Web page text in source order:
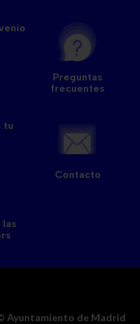
tu
Preguntas
frecuentes
Contacto
Ayuntamiento de Madrid